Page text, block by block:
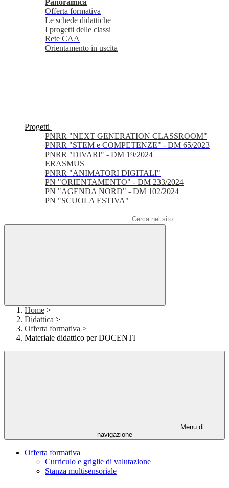
Panoramica
Offerta formativa
Le schede didattiche
I progetti delle classi
Rete CAA
Orientamento in uscita
Progetti
PNRR "NEXT GENERATION CLASSROOM"
PNRR "STEM e COMPETENZE" - DM 65/2023
PNRR "DIVARI" - DM 19/2024
ERASMUS
PNRR "ANIMATORI DIGITALI"
PN "ORIENTAMENTO" - DM 233/2024
PN "AGENDA NORD" - DM 102/2024
PN "SCUOLA ESTIVA"
Home >
Didattica >
Offerta formativa >
Materiale didattico per DOCENTI
Menu di
navigazione
Offerta formativa
Curriculo e griglie di valutazione
Stanza multisensoriale